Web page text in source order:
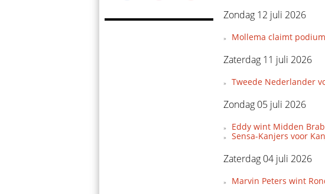
Zondag 12 juli 2026
Mollema claimt
Zaterdag 11 juli 2026
Tweede Nederlander
Zondag 05 juli 2026
Eddy wint Midden
Sensa-Kanjers voor
Zaterdag 04 juli 2026
Marvin Peters wint